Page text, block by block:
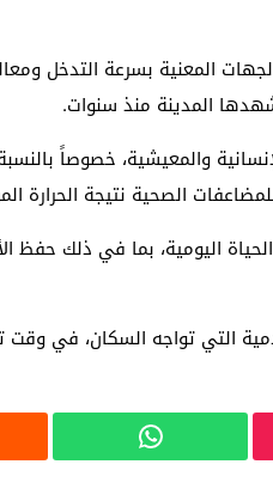
المعنية بسرعة التدخل
المدينة منذ سنوات.
والمعيشية، خصوصاً
الصحية نتيجة الحرارة
اليومية، بما في ذلك حفظ
التي تواجه السكان، في وقت